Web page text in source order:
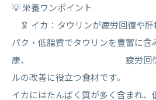
💡 栄養ワンポイント
🦑 イカ：タウリンが疲労回復や
パク・低脂質でタウリンを豊富に含
康、 疲労回復、血圧
ルの改善に役立つ食材です。
イカにはたんぱく質が多く含まれ、